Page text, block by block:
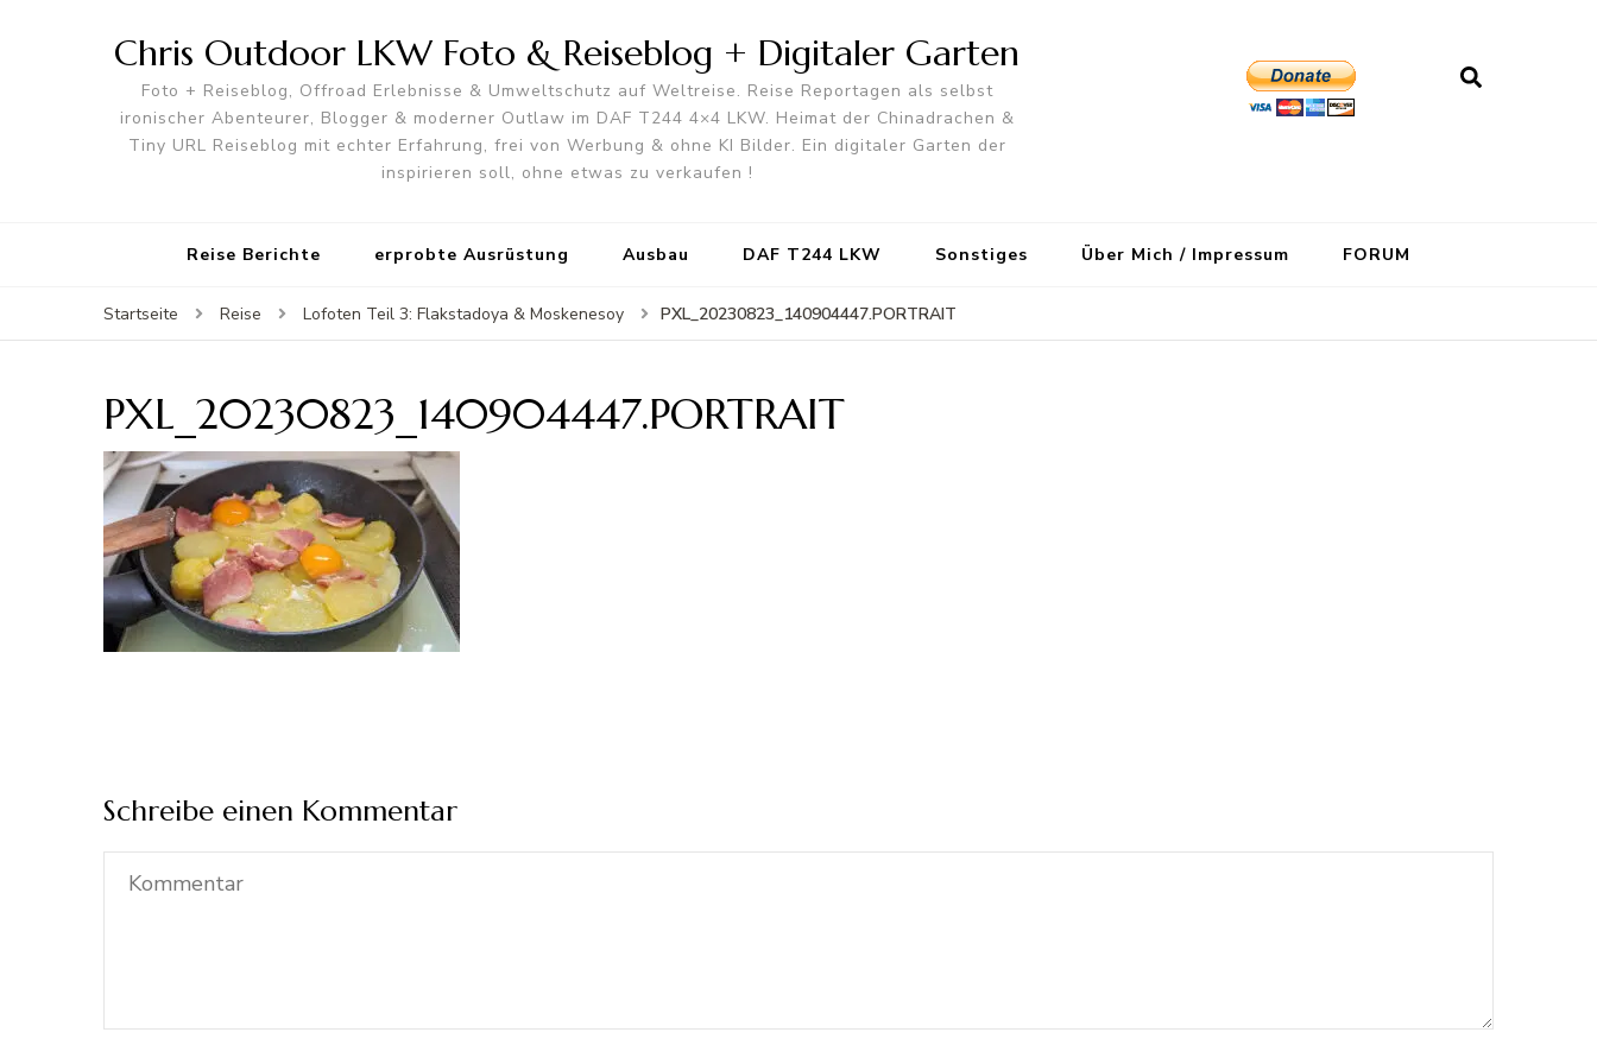
Chris Outdoor LKW Foto & Reiseblog + Digitaler Garten
Foto + Reiseblog, Offroad Erlebnisse & Umweltschutz auf Weltreise. Reise Reportagen als selbst
ironischer Abenteurer, Blogger & moderner Outlaw im DAF T244 4×4 LKW. Heimat der Chinadrachen &
Tiny URL Reiseblog mit echter Erfahrung, frei von Werbung & ohne KI Bilder. Ein digitaler Garten der
inspirieren soll, ohne etwas zu verkaufen !
Reise Berichte erprobte Ausrüstung Ausbau DAF T244 LKW Sonstiges Über Mich / Impressum FORUM
Startseite Reise Lofoten Teil 3: Flakstadoya & Moskenesoy PXL_20230823_140904447.PORTRAIT
PXL_20230823_140904447.PORTRAIT
Schreibe einen Kommentar